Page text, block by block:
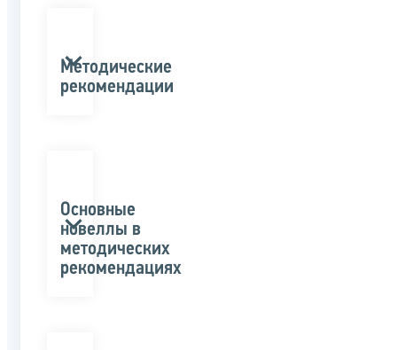
Методические
рекомендации
Основные
новеллы в
методических
рекомендациях